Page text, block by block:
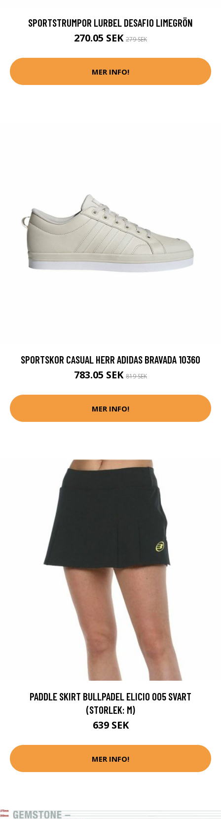
SPORTSTRUMPOR LURBEL DESAFIO LIMEGRÖN
270.05 SEK 279 SEK
MER INFO!
SPORTSKOR CASUAL HERR ADIDAS BRAVADA 10360
783.05 SEK 819 SEK
MER INFO!
PADDLE SKIRT BULLPADEL ELICIO 005 SVART
(STORLEK: M)
639 SEK
MER INFO!